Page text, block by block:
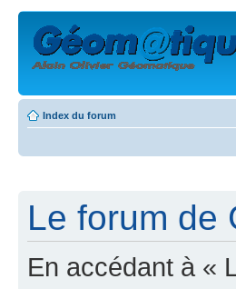
Index du forum
Le forum de
En accédant à «